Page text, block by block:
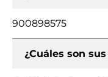
900898575
¿Cuáles son